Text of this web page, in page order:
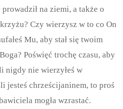
na ziemi, a także o
Czy wierzysz w to co On
Mu, aby stał się twoim
Poświęć trochę czasu, aby
nigdy nie wierzyłeś w
jesteś chrześcijaninem, to proś
mogła wzrastać.